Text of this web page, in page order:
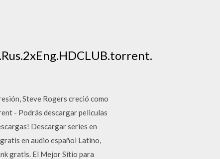
Steve Rogers creció como
- Podrás descargar peliculas
Descargar series en
en audio español Latino,
gratis. El Mejor Sitio para